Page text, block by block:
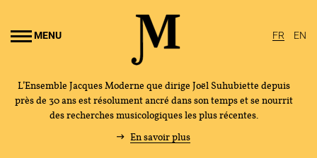
MENU FR EN
L’Ensemble Jacques Moderne que dirige Joël Suhubiette depuis
près de 30 ans est résolument ancré dans son temps et se nourrit
des recherches musicologiques les plus récentes.
En savoir plus